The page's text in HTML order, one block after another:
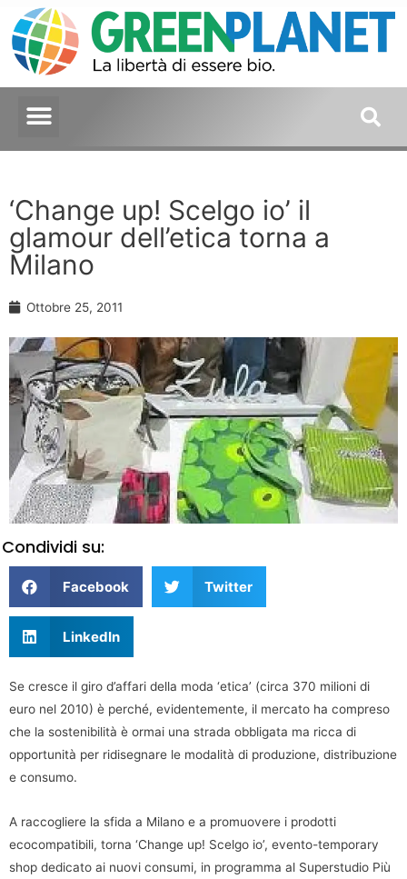
‘Change up! Scelgo io’ il
glamour dell’etica torna a
Milano
Ottobre 25, 2011
Condividi su:
Facebook Twitter
LinkedIn
Se cresce il giro d’affari della moda ‘etica’ (circa 370 milioni di
euro nel 2010) è perché, evidentemente, il mercato ha compreso
che la sostenibilità è ormai una strada obbligata ma ricca di
opportunità per ridisegnare le modalità di produzione, distribuzione
e consumo.
A raccogliere la sfida a Milano e a promuovere i prodotti
ecocompatibili, torna ‘Change up! Scelgo io’, evento-temporary
shop dedicato ai nuovi consumi, in programma al Superstudio Più